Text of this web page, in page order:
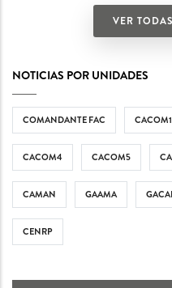
VER
NOTICIAS POR UNIDADES
COMANDANTE FAC CACOM1
CACOM4 CACOM5
CAMAN GAAMA
CENRP